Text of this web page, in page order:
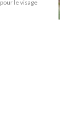
le visage